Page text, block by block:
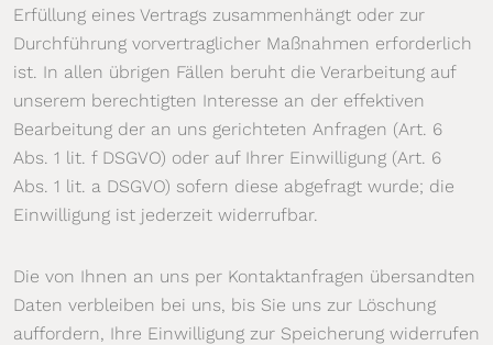
Erfüllung eines Vertrags zusammenhängt oder zur
Durchführung vorvertraglicher Maßnahmen erforderlich
ist. In allen übrigen Fällen beruht die Verarbeitung auf
unserem berechtigten Interesse an der effektiven
Bearbeitung der an uns gerichteten Anfragen (Art. 6
Abs. 1 lit. f DSGVO) oder auf Ihrer Einwilligung (Art. 6
Abs. 1 lit. a DSGVO) sofern diese abgefragt wurde; die
Einwilligung ist jederzeit widerrufbar.
Die von Ihnen an uns per Kontaktanfragen übersandten
Daten verbleiben bei uns, bis Sie uns zur Löschung
auffordern, Ihre Einwilligung zur Speicherung widerrufen